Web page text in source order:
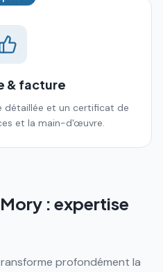
& facture
détaillée et un certificat de
et la main-d'œuvre.
: expertise
profondément la